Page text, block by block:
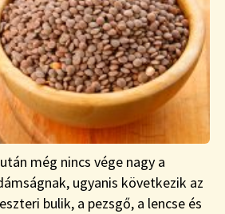
még nincs vége nagy a
ugyanis következik az
bulik, a pezsgő, a lencse és